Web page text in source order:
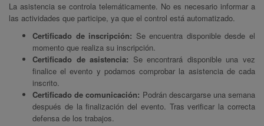
La asistencia se controla telemáticamente. No es necesario informar a
las actividades que participe, ya que el control está automatizado.
Certificado de inscripción: Se encuentra disponible desde el
momento que realiza su inscripción.
Certificado de asistencia: Se encontrará disponible una vez
finalice el evento y podamos comprobar la asistencia de cada
inscrito.
Certificado de comunicación: Podrán descargarse una semana
después de la finalización del evento. Tras verificar la correcta
defensa de los trabajos.